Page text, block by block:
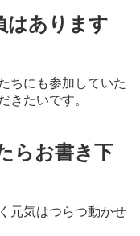
はあります
ちにも参加していた
きたいです。
らお書き下
元気はつらつ動かせ